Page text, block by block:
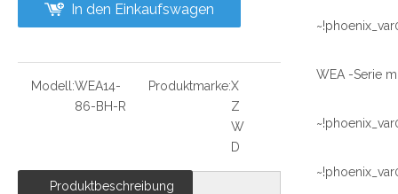
In den Einkaufswagen
Modell:WEA14-
86-BH-R
Produktmarke:X
Z
W
D
Produktbeschreibung